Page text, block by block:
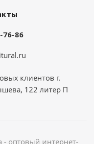
76-86
клиентов г.
122 литер П
- оптовый интернет-